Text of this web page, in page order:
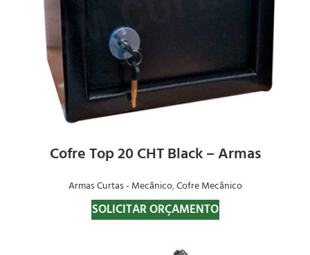
Cofre Top 20 CHT Black – Armas
Armas Curtas - Mecânico,Cofre Mecânico
SOLICITAR ORÇAMENTO